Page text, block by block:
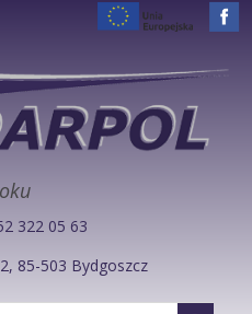
322 05 63
85-503 Bydgoszcz